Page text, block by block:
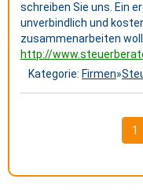
schreiben Sie uns. Ein
unverbindlich und
zusammenarbeiten
http://
Kategorie: Firmen»
1